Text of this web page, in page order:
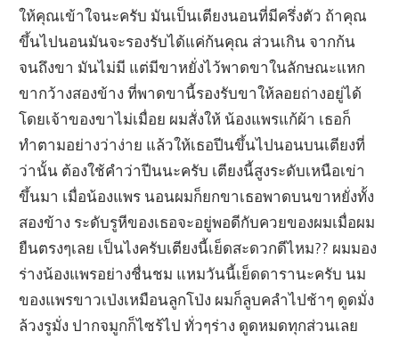
ให้คุณเข้าใจนะครับ มันเป็นเตียงนอนที่มีครึ่งตัว ถ้าคุณ
ขึ้นไปนอนมันจะรองรับได้แค่ก้นคุณ ส่วนเกิน จากก้น
จนถึงขา มันไม่มี แต่มีขาหยั่งไว้พาดขาในลักษณะแหก
ขากว้างสองข้าง ที่พาดขานี้รองรับขาให้ลอยถ่างอยู่ได้
โดยเจ้าของขาไม่เมื่อย ผมสั่งให้ น้องแพรแก้ผ้า เธอก็
ทำตามอย่างว่าง่าย แล้วให้เธอปีนขึ้นไปนอนบนเตียงที่
ว่านั้น ต้องใช้คำว่าปีนนะครับ เตียงนี้สูงระดับเหนือเข่า
ขึ้นมา เมื่อน้องแพร นอนผมก็ยกขาเธอพาดบนขาหยั่งทั้ง
สองข้าง ระดับรูหีของเธอจะอยู่พอดีกับควยของผมเมื่อผม
ยืนตรงๆเลย เป็นไงครับเตียงนี้เย็ดสะดวกดีไหม?? ผมมอง
ร่างน้องแพรอย่างชื่นชม แหมวันนี้เย็ดดารานะครับ นม
ของแพรขาวเป่งเหมือนลูกโป่ง ผมก็ลูบคลำไปช้าๆ ดูดมั่ง
ล้วงรูมั่ง ปากจมูกก็ไซร้ไป ทั่วๆร่าง ดูดหมดทุกส่วนเลย